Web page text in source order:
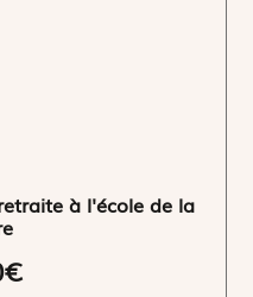
à l'école de la